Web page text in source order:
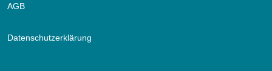
AGB
Datenschutzerklärung